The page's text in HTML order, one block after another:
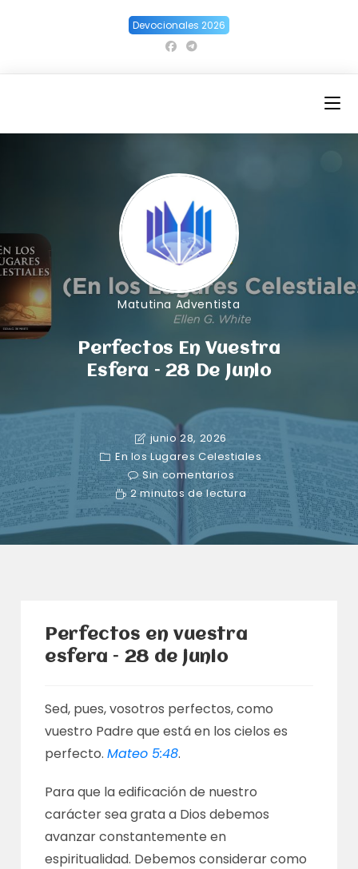
Devocionales 2026
Matutina Adventista
Perfectos En Vuestra
Esfera – 28 De Junio
junio 28, 2026
En los Lugares Celestiales
Sin comentarios
2 minutos de lectura
Perfectos en vuestra
esfera – 28 de junio
Sed, pues, vosotros perfectos, como
vuestro Padre que está en los cielos es
perfecto.Mateo 5:48.
Para que la edificación de nuestro
carácter sea grata a Dios debemos
avanzar constantemente en
espiritualidad. Debemos considerar como